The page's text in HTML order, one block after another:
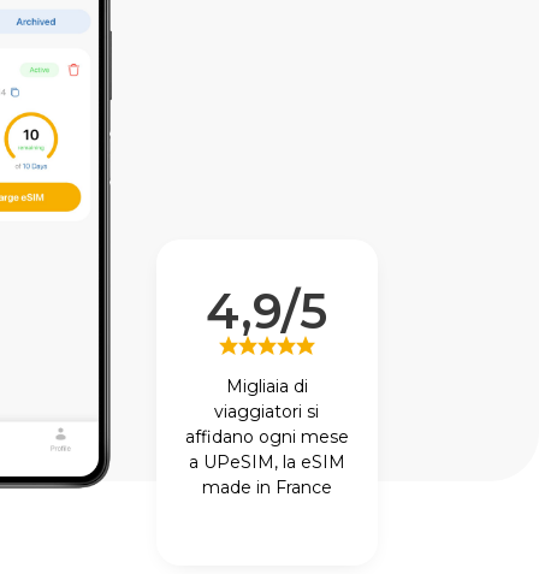
4,9/5
Migliaia di
viaggiatori si
affidano ogni mese
a UPeSIM, la eSIM
made in France